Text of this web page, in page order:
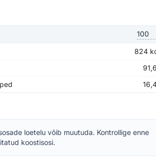
824
91,6
loetelu võib muutuda. Kontrollige enne
koostisosi.